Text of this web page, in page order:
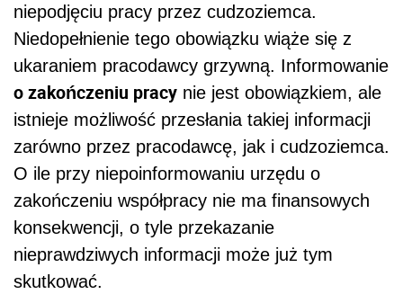
niepodjęciu pracy przez cudzoziemca.
Niedopełnienie tego obowiązku wiąże się z
ukaraniem pracodawcy grzywną. Informowanie
o zakończeniu pracy nie jest obowiązkiem, ale
istnieje możliwość przesłania takiej informacji
zarówno przez pracodawcę, jak i cudzoziemca.
O ile przy niepoinformowaniu urzędu o
zakończeniu współpracy nie ma finansowych
konsekwencji, o tyle przekazanie
nieprawdziwych informacji może już tym
skutkować.